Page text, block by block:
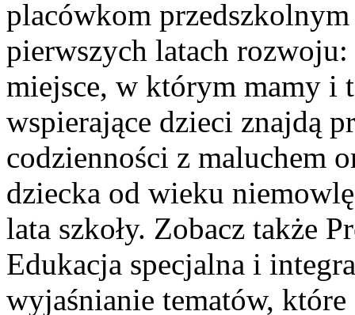
placówkom
pierwszych latach
miejsce, w którym mamy i
wspierające dzieci znajdą
codzienności z maluchem
dziecka od wieku
lata szkoły. Zobacz także
Edukacja specjalna i
wyjaśnianie tematów,